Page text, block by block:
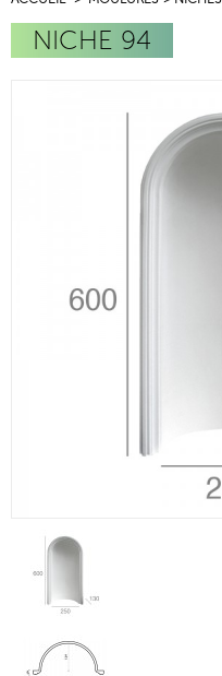
NICHE 94